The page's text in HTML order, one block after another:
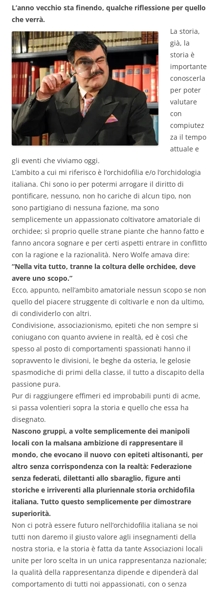
L’anno vecchio sta finendo, qualche riflessione per quello
che verrà.
La storia,
già, la
storia è
importante
conoscerla
per poter
valutare
con
compiutez
za il tempo
attuale e
gli eventi che viviamo oggi.
L’ambito a cui mi riferisco è l’orchidofilia e/o l’orchidologia
italiana. Chi sono io per potermi arrogare il diritto di
pontificare, nessuno, non ho cariche di alcun tipo, non
sono partigiano di nessuna fazione, ma sono
semplicemente un appassionato coltivatore amatoriale di
orchidee; sì proprio quelle strane piante che hanno fatto e
fanno ancora sognare e per certi aspetti entrare in conflitto
con la ragione e la razionalità. Nero Wolfe amava dire:
“Nella vita tutto, tranne la coltura delle orchidee, deve
avere uno scopo.”
Ecco, appunto, nell’ambito amatoriale nessun scopo se non
quello del piacere struggente di coltivarle e non da ultimo,
di condividerlo con altri.
Condivisione, associazionismo, epiteti che non sempre si
coniugano con quanto avviene in realtà, ed è così che
spesso al posto di comportamenti spassionati hanno il
sopravvento le divisioni, le beghe da osteria, le gelosie
spasmodiche di primi della classe, il tutto a discapito della
passione pura.
Pur di raggiungere effimeri ed improbabili punti di acme,
si passa volentieri sopra la storia e quello che essa ha
disegnato.
Nascono gruppi, a volte semplicemente dei manipoli
locali con la malsana ambizione di rappresentare il
mondo, che evocano il nuovo con epiteti altisonanti, per
altro senza corrispondenza con la realtà: Federazione
senza federati, dilettanti allo sbaraglio, figure anti
storiche e irriverenti alla pluriennale storia orchidofila
italiana. Tutto questo semplicemente per dimostrare
superiorità.
Non ci potrà essere futuro nell’orchidofilia italiana se noi
tutti non daremo il giusto valore agli insegnamenti della
nostra storia, e la storia è fatta da tante Associazioni locali
unite per loro scelta in un unica rappresentanza nazionale;
la qualità della rappresentanza dipende e dipenderà dal
comportamento di tutti noi appassionati, con o senza